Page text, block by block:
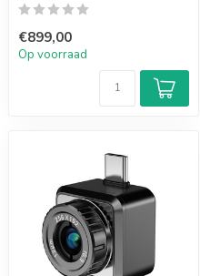
€899,00
Op voorraad